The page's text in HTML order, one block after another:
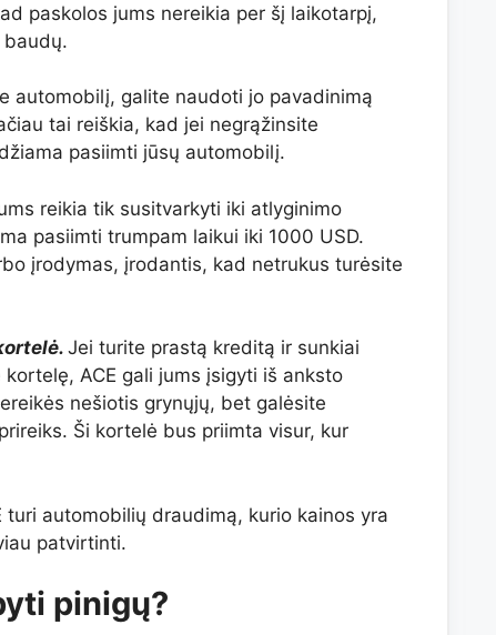
paskolos jums nereikia per šį laikotarpį,
automobilį, galite naudoti jo pavadinimą
tai reiškia, kad jei negrąžinsite
pasiimti jūsų automobilį.
reikia tik susitvarkyti iki atlyginimo
pasiimti trumpam laikui iki 1000 USD.
įrodymas, įrodantis, kad netrukus turėsite
Jei turite prastą kreditą ir sunkiai
ACE gali jums įsigyti iš anksto
nešiotis grynųjų, bet galėsite
Ši kortelė bus priimta visur, kur
turi automobilių draudimą, kurio kainos yra
patvirtinti.
pinigų?